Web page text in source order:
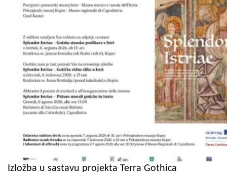
Izložba u sastavu projekta Terra Gothica